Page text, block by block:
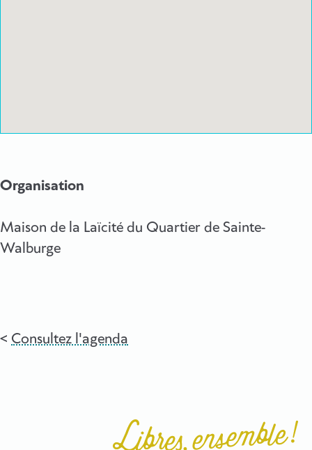
Organisation
Maison de la Laïcité du Quartier de Sainte-
Walburge
Consultez l'agenda